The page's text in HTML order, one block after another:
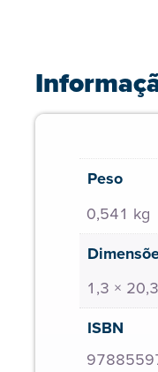
Peso
0,541 kg
1,3 ×
ISBN